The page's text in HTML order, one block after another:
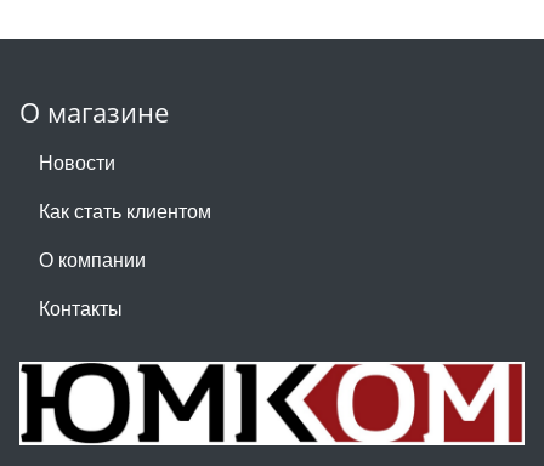
О магазине
Новости
Как стать клиентом
О компании
Контакты